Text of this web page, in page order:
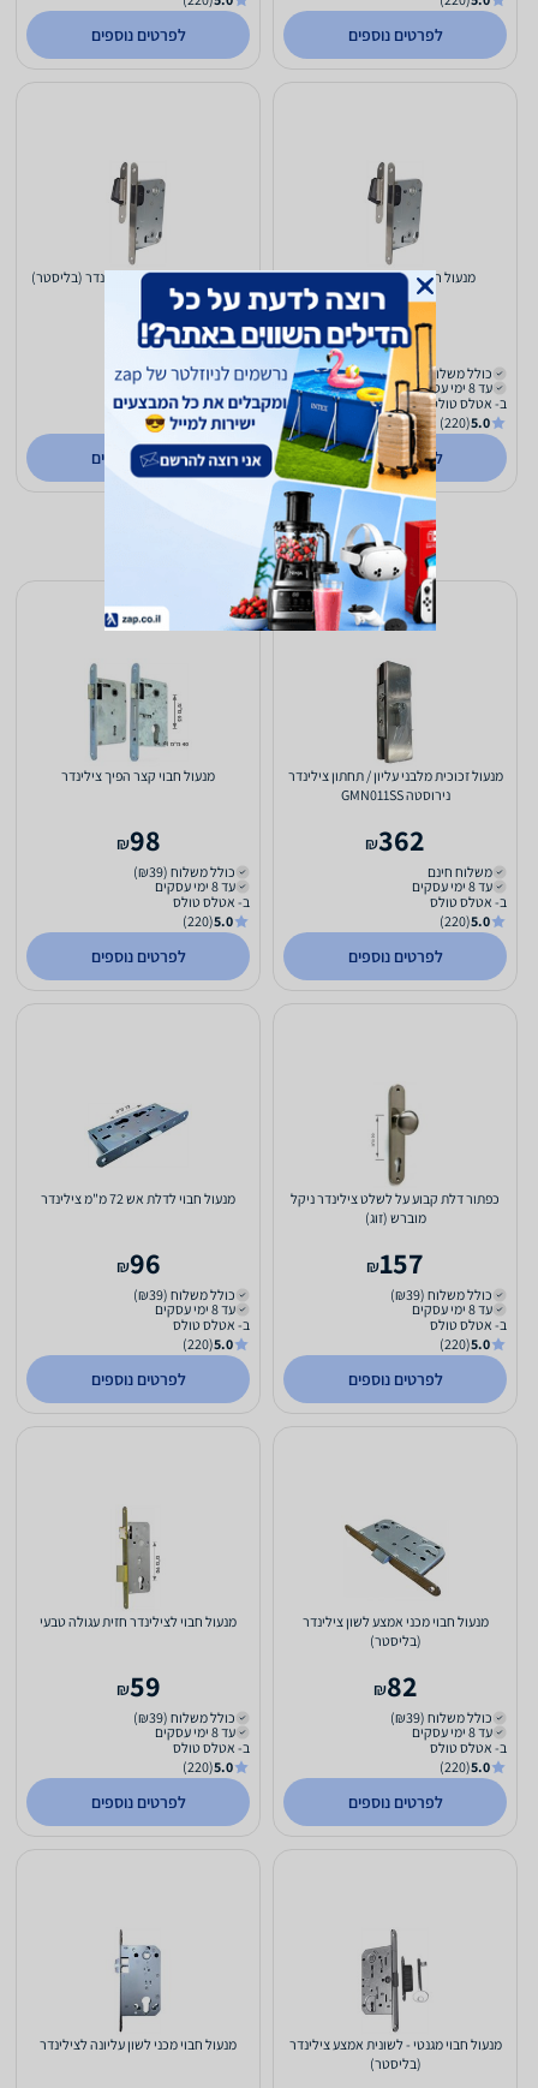
לפרטים נוספים לפרטים נוספים
מנעול חבוי מגנטי עליון צילינדר
72
₪
כולל משלוח (₪39)
עד 8 ימי עסקים
ב- אטלס טולס
5.0
(220)
לפרטים נוספים
מנעול חבוי מגנטי עליון צילינדר (בליסטר)
82
כולל משלוח (₪39)
ב- אטלס טולס
5.0
(220)
לפרטים נוספים
מנעול זכוכית מלבני עליון / תחתון צילינדר
נירוסטה GMN011SS
362
₪
משלוח חינם
עד 8 ימי עסקים
ב- אטלס טולס
5.0
(220)
לפרטים נוספים
מנעול חבוי קצר הפיך צילינדר
98
₪
כולל משלוח (₪39)
עד 8 ימי עסקים
ב- אטלס טולס
5.0
(220)
לפרטים נוספים
כפתור דלת קבוע על לשלט צילינדר ניקל
מוברש (זוג)
157
₪
כולל משלוח (₪39)
עד 8 ימי עסקים
ב- אטלס טולס
5.0
(220)
לפרטים נוספים
מנעול חבוי לדלת אש 72 מ"מ צילינדר
96
₪
כולל משלוח (₪39)
עד 8 ימי עסקים
ב- אטלס טולס
5.0
(220)
לפרטים נוספים
מנעול חבוי מכני אמצע לשון צילינדר
(בליסטר)
82
₪
כולל משלוח (₪39)
עד 8 ימי עסקים
ב- אטלס טולס
5.0
(220)
לפרטים נוספים
מנעול חבוי לצילינדר חזית עגולה טבעי
59
₪
כולל משלוח (₪39)
עד 8 ימי עסקים
ב- אטלס טולס
5.0
(220)
לפרטים נוספים
מנעול חבוי מגנטי - לשונית אמצע צילינדר
(בליסטר)
מנעול חבוי מכני לשון עליונה לצילינדר